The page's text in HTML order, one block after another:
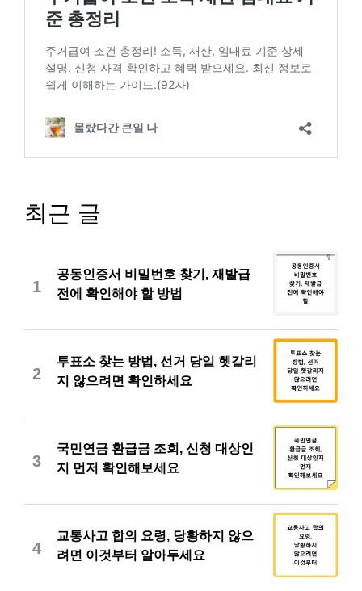
최근 글
1
공동인증서 비밀번호 찾기, 재발급
전에 확인해야 할 방법
2
투표소 찾는 방법, 선거 당일 헷갈리
지 않으려면 확인하세요
3
국민연금 환급금 조회, 신청 대상인
지 먼저 확인해보세요
4
교통사고 합의 요령, 당황하지 않으
려면 이것부터 알아두세요